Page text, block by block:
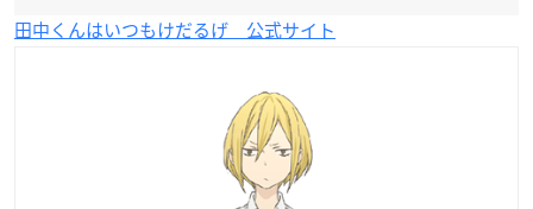
田中くんはいつもけだるげ 公式サイト